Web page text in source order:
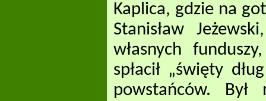
Kaplica, gdzie na
Stanisław
własnych
spłacił „święty
powstańców.